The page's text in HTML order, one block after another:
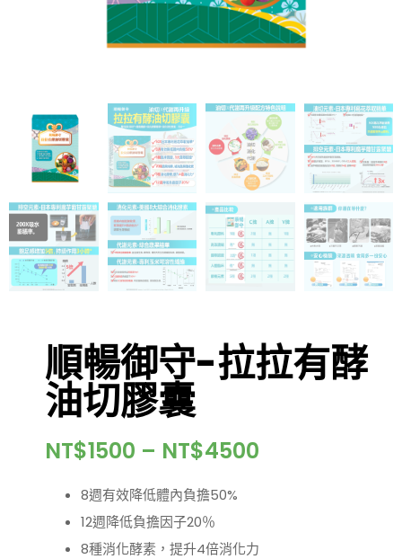
順暢御守-拉拉有酵
油切膠囊
NT$1500 – NT$4500
8週有效降低體內負擔50%
12週降低負擔因子20％
8種消化酵素，提升4倍消化力